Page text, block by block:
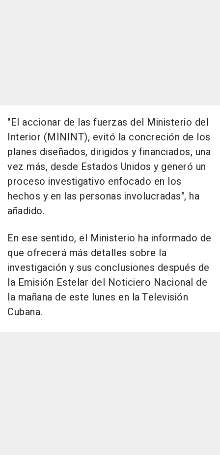
"El accionar de las fuerzas del Ministerio del
Interior (MININT), evitó la concreción de los
planes diseñados, dirigidos y financiados, una
vez más, desde Estados Unidos y generó un
proceso investigativo enfocado en los
hechos y en las personas involucradas", ha
añadido.
En ese sentido, el Ministerio ha informado de
que ofrecerá más detalles sobre la
investigación y sus conclusiones después de
la Emisión Estelar del Noticiero Nacional de
la mañana de este lunes en la Televisión
Cubana.